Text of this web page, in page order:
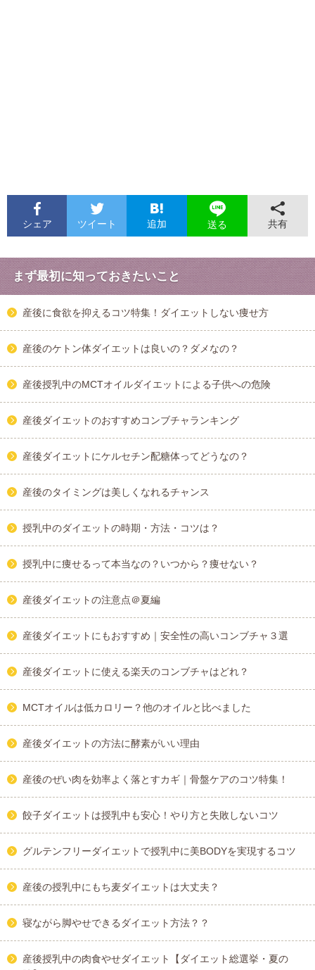
シェア ツイート 追加 送る 共有
まず最初に知っておきたいこと
産後に食欲を抑えるコツ特集！ダイエットしない痩せ方
産後のケトン体ダイエットは良いの？ダメなの？
産後授乳中のMCTオイルダイエットによる子供への危険
産後ダイエットのおすすめコンブチャランキング
産後ダイエットにケルセチン配糖体ってどうなの？
産後のタイミングは美しくなれるチャンス
授乳中のダイエットの時期・方法・コツは？
授乳中に痩せるって本当なの？いつから？痩せない？
産後ダイエットの注意点＠夏編
産後ダイエットにもおすすめ｜安全性の高いコンブチャ３選
産後ダイエットに使える楽天のコンブチャはどれ？
MCTオイルは低カロリー？他のオイルと比べました
産後ダイエットの方法に酵素がいい理由
産後のぜい肉を効率よく落とすカギ｜骨盤ケアのコツ特集！
餃子ダイエットは授乳中も安心！やり方と失敗しないコツ
グルテンフリーダイエットで授乳中に美BODYを実現するコツ
産後の授乳中にもち麦ダイエットは大丈夫？
寝ながら脚やせできるダイエット方法？？
産後授乳中の肉食やせダイエット【ダイエット総選挙・夏の